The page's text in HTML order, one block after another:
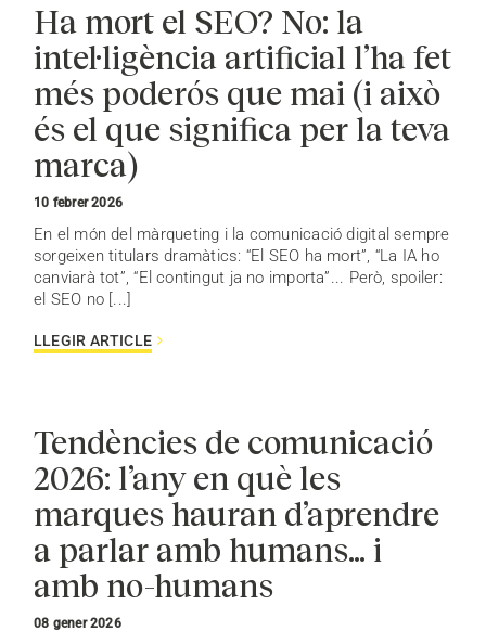
Ha mort el SEO? No: la
intel·ligència artificial l’ha fet
més poderós que mai (i això
és el que significa per la teva
marca)
10 febrer 2026
En el món del màrqueting i la comunicació digital sempre
sorgeixen titulars dramàtics: “El SEO ha mort”, “La IA ho
canviarà tot”, “El contingut ja no importa”... Però, spoiler:
el SEO no [...]
LLEGIR ARTICLE
Tendències de comunicació
2026: l’any en què les
marques hauran d’aprendre
a parlar amb humans… i
amb no-humans
08 gener 2026